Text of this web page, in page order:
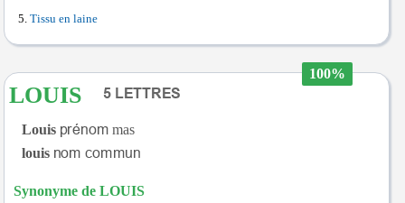
Tissu en laine
100%
LOUIS
Louis
mas
louis
Synonyme de LOUIS